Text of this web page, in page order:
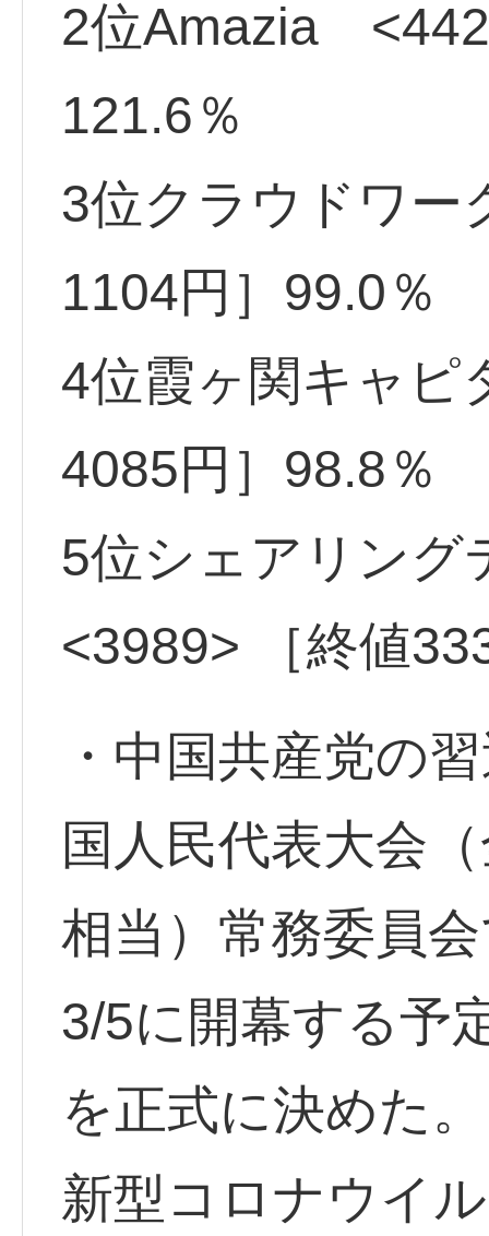
2位Amazia
121.6％
3位クラウドワ
1104円］99.0％
4位霞ヶ関キャ
4085円］98.8％
5位シェアリン
<3989> ［終値
・中国共産党の
国人民代表大会
相当）常務委員
3/5に開幕する予
を正式に決めた。
新型コロナウイ